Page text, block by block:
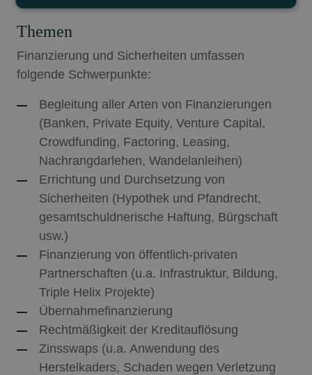
Themen
Finanzierung und Sicherheiten umfassen
folgende Schwerpunkte:
Begleitung aller Arten von Finanzierungen
(Banken, Private Equity, Venture Capital,
Crowdfunding, Factoring, Leasing,
Nachrangdarlehen, Wandelanleihen)
Errichtung und Durchsetzung von
Sicherheiten (Hypothek und Pfandrecht,
gesamtschuldnerische Haftung, Bürgschaft
usw.)
Finanzierung von öffentlich-privaten
Partnerschaften (u.a. Infrastruktur, Bildung,
Triple Helix Projekte)
Übernahmefinanzierung
Rechtmäßigkeit der Kreditauflösung
Zinsswaps (u.a. Anwendung des
Herstelkaders, Schaden wegen Verletzung